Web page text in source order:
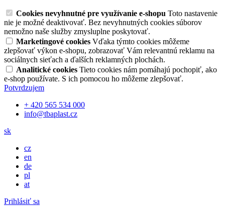
Cookies nevyhnutné pre využívanie e-shopu Toto nastavenie
nie je možné deaktivovať. Bez nevyhnutných cookies súborov
nemožno naše služby zmysluplne poskytovať.
Marketingové cookies Vďaka týmto cookies môžeme
zlepšovať výkon e-shopu, zobrazovať Vám relevantnú reklamu na
sociálnych sieťach a ďalších reklamných plochách.
Analitické cookies Tieto cookies nám pomáhajú pochopiť, ako
e-shop používate. S ich pomocou ho môžeme zlepšovať.
Potvrdzujem
+ 420 565 534 000
info@tbaplast.cz
sk
cz
en
de
pl
at
Prihlásiť sa